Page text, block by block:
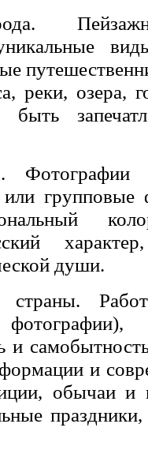
реки, озера,
быть
групповые
души.
и
и
обычаи и